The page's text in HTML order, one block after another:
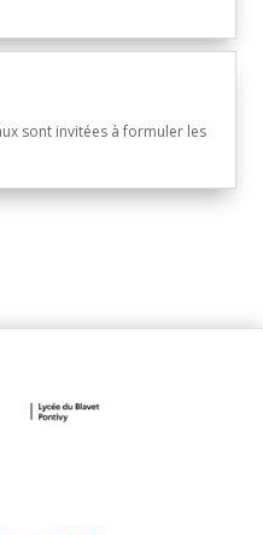
sont invitées à formuler les